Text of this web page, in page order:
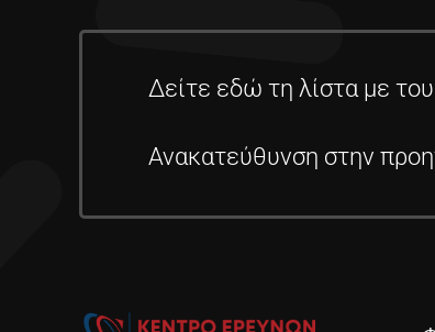
Δείτε εδώ τη λίστα με
Ανακατεύθυνση στην